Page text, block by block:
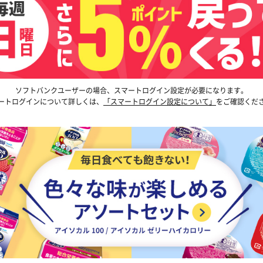
ソフトバンクユーザーの場合、スマートログイン設定が必要になります。
トログインについて詳しくは、
「スマートログイン設定について」 をご確認くだ